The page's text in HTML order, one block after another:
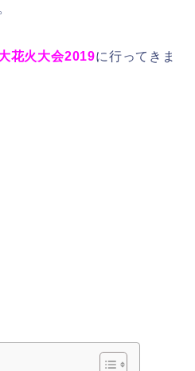
花火大会2019に行ってきま